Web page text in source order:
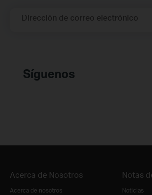
Dirección de correo electrónico
Síguenos
Acerca de Nosotros
Acerca de nosotros
Notas
Noticias